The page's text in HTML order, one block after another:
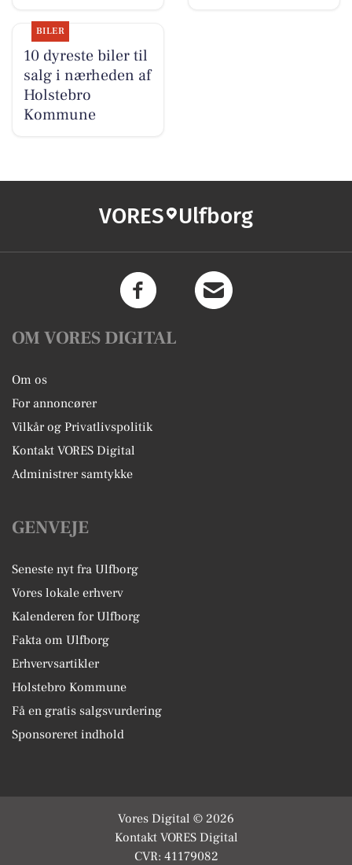
BILER
10 dyreste biler til
salg i nærheden af
Holstebro
Kommune
VORES Ulfborg
OM VORES DIGITAL
Om os
For annoncører
Vilkår og Privatlivspolitik
Kontakt VORES Digital
Administrer samtykke
GENVEJE
Seneste nyt fra Ulfborg
Vores lokale erhverv
Kalenderen for Ulfborg
Fakta om Ulfborg
Erhvervsartikler
Holstebro Kommune
Få en gratis salgsvurdering
Sponsoreret indhold
Vores Digital © 2026
Kontakt VORES Digital
CVR: 41179082